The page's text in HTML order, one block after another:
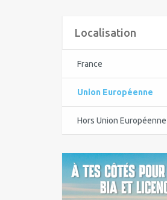
Localisation
France
Union Européenne
Hors Union Européenne